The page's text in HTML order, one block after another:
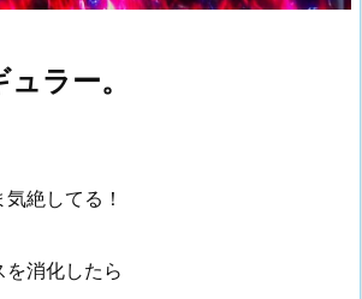
ラー。
絶してる！
を消化したら